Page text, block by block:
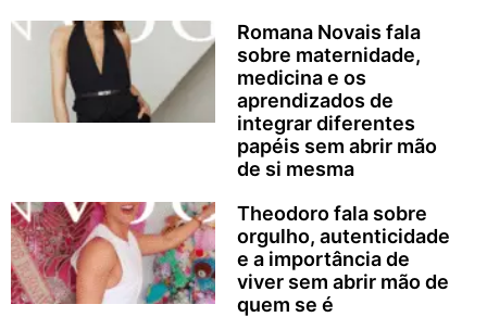
Romana Novais fala
sobre maternidade,
medicina e os
aprendizados de
integrar diferentes
papéis sem abrir mão
de si mesma
Theodoro fala sobre
orgulho, autenticidade
e a importância de
viver sem abrir mão de
quem se é